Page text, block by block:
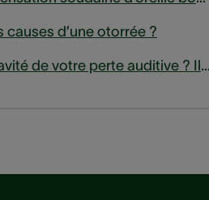
causes d’une otorrée ?
Quelle est la gravité de votre perte auditive ? Il